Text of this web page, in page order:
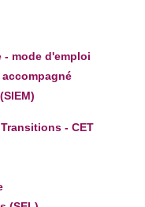
- mode d'emploi
- CET